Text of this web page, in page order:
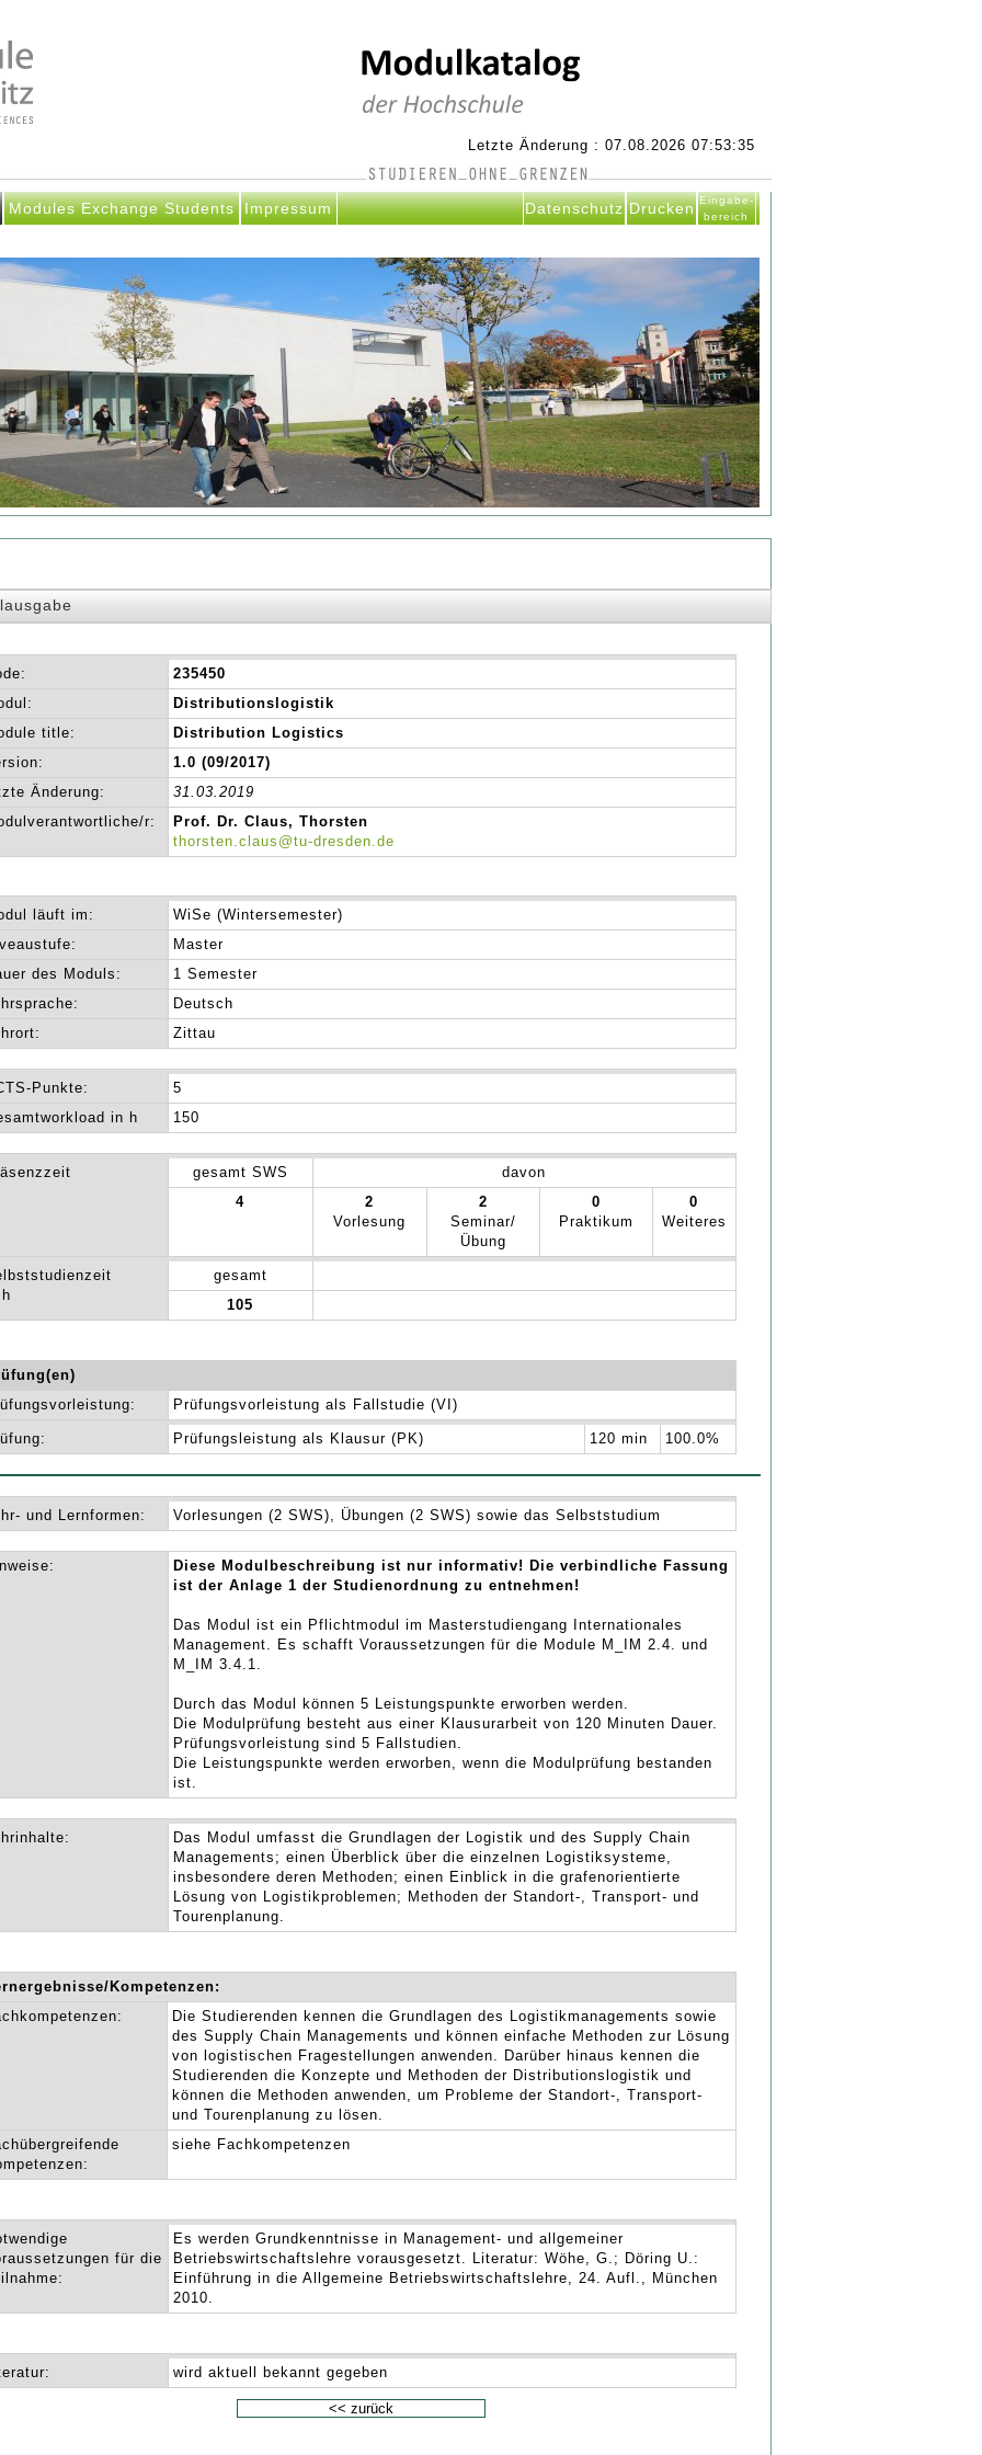
Letzte Änderung : 07.08.2026 07:53:35
Modules Exchange Students Impressum Datenschutz Drucken Eingabe-
bereich
235450
Distributionslogistik
title:
Distribution Logistics
1.0 (09/2017)
Änderung:
31.03.2019
r:
Prof. Dr. Claus, Thorsten
thorsten.claus@tu-dresden.de
läuft im:
WiSe (Wintersemester)
Master
des Moduls:
1 Semester
Deutsch
Zittau
Punkte:
5
in h
150
gesamt SWS
davon
4
2
Vorlesung
2
Seminar/
Übung
0
Praktikum
0
Weiteres
gesamt
105
Prüfungsvorleistung als Fallstudie (VI)
Prüfungsleistung als Klausur (PK) 120 min 100.0%
und Lernformen: Vorlesungen (2 SWS), Übungen (2 SWS) sowie das Selbststudium
Diese Modulbeschreibung ist nur informativ! Die verbindliche Fassung
ist der Anlage 1 der Studienordnung zu entnehmen!
Das Modul ist ein Pflichtmodul im Masterstudiengang Internationales
Management. Es schafft Voraussetzungen für die Module M_IM 2.4. und
M_IM 3.4.1.
Durch das Modul können 5 Leistungspunkte erworben werden.
Die Modulprüfung besteht aus einer Klausurarbeit von 120 Minuten Dauer.
Prüfungsvorleistung sind 5 Fallstudien.
Die Leistungspunkte werden erworben, wenn die Modulprüfung bestanden
ist.
Das Modul umfasst die Grundlagen der Logistik und des Supply Chain
Managements; einen Überblick über die einzelnen Logistiksysteme,
insbesondere deren Methoden; einen Einblick in die grafenorientierte
Lösung von Logistikproblemen; Methoden der Standort-, Transport- und
Tourenplanung.
Kompetenzen:
Die Studierenden kennen die Grundlagen des Logistikmanagements sowie
des Supply Chain Managements und können einfache Methoden zur Lösung
von logistischen Fragestellungen anwenden. Darüber hinaus kennen die
Studierenden die Konzepte und Methoden der Distributionslogistik und
können die Methoden anwenden, um Probleme der Standort-, Transport-
und Tourenplanung zu lösen.
siehe Fachkompetenzen
für die
Es werden Grundkenntnisse in Management- und allgemeiner
Betriebswirtschaftslehre vorausgesetzt. Literatur: Wöhe, G.; Döring U.:
Einführung in die Allgemeine Betriebswirtschaftslehre, 24. Aufl., München
2010.
wird aktuell bekannt gegeben